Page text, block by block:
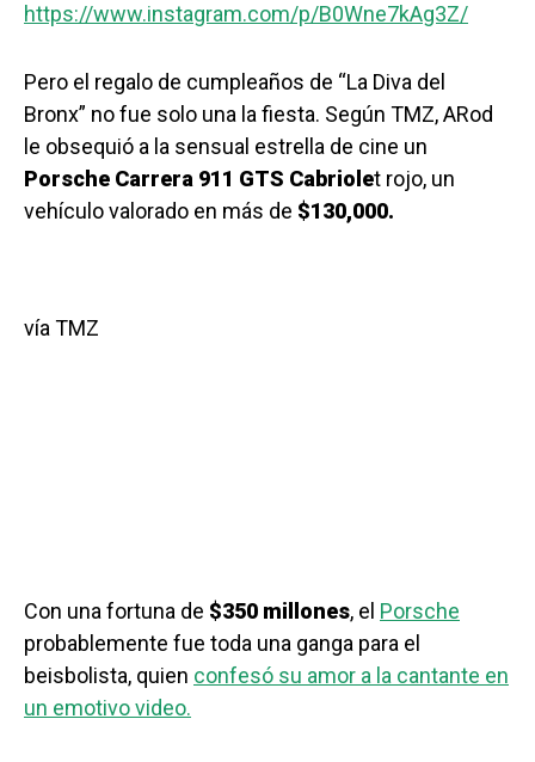
https://www.instagram.com/p/B0Wne7kAg3Z/
Pero el regalo de cumpleaños de “La Diva del
Bronx” no fue solo una la fiesta. Según TMZ, ARod
le obsequió a la sensual estrella de cine un
Porsche Carrera 911 GTS Cabriolet rojo, un
vehículo valorado en más de $130,000.
vía TMZ
Con una fortuna de $350 millones, el Porsche
probablemente fue toda una ganga para el
beisbolista, quien confesó su amor a la cantante en
un emotivo video.